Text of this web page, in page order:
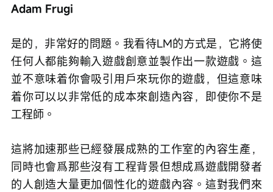
Adam Frugi
是的，非常好的問題。我看待LM的方式是，它將使
任何人都能夠輸入遊戲創意並製作出一款遊戲。這
並不意味着你會吸引用戶來玩你的遊戲，但這意味
着你可以以非常低的成本來創造內容，即使你不是
工程師。
這將加速那些已經發展成熟的工作室的內容生產，
同時也會爲那些沒有工程背景但想成爲遊戲開發者
的人創造大量更加個性化的遊戲內容。這對我們來